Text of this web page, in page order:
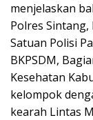
menjelaskan
Polres Sintang,
Satuan Polisi
BKPSDM,
Kesehatan
kelompok
kearah Lintas